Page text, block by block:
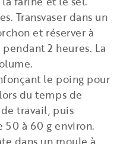
Transvaser dans un
et réserver à
2 heures. La
le poing pour
du temps de
travail, puis
50 à 60 g environ.